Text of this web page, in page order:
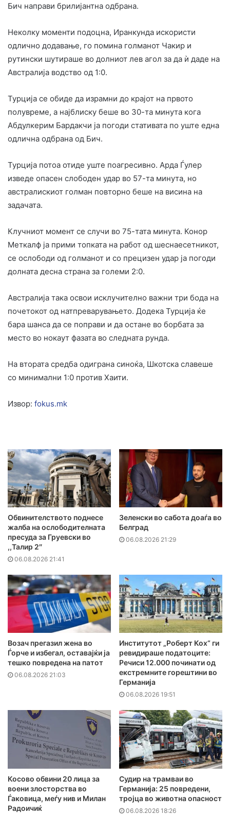
Бич направи брилијантна одбрана.
Неколку моменти подоцна, Иранкунда искористи
одлично додавање, го помина голманот Чакир и
рутински шутираше во долниот лев агол за да ѝ даде на
Австралија водство од 1:0.
Турција се обиде да израмни до крајот на првото
полувреме, а најблиску беше во 30-та минута кога
Абдулкерим Бардакчи ја погоди стативата по уште една
одлична одбрана од Бич.
Турција потоа отиде уште поагресивно. Арда Ѓулер
изведе опасен слободен удар во 57-та минута, но
австралискиот голман повторно беше на висина на
задачата.
Клучниот момент се случи во 75-тата минута. Конор
Меткалф ја прими топката на работ од шеснаесетникот,
се ослободи од голманот и со прецизен удар ја погоди
долната десна страна за големи 2:0.
Австралија така освои исклучително важни три бода на
почетокот од натпреварувањето. Додека Турција ќе
бара шанса да се поправи и да остане во борбата за
место во нокаут фазата во следната рунда.
На втората средба одиграна синоќа, Шкотска славеше
со минимални 1:0 против Хаити.
Извор: fokus.mk
Обвинителството поднесе
жалба на ослободителната
пресуда за Груевски во
,,Талир 2″
06.08.2026 21:41
Зеленски во сабота доаѓа во
Белград
06.08.2026 21:29
Возач прегазил жена во
Ѓорче и избегал, оставајќи ја
тешко повредена на патот
06.08.2026 21:03
Институтот „Роберт Кох“ ги
ревидираше податоците:
Речиси 12.000 починати од
екстремните горештини во
Германија
06.08.2026 19:51
Косово обвини 20 лица за
воени злосторства во
Ѓаковица, меѓу нив и Милан
Радоичиќ
Судир на трамваи во
Германија: 25 повредени,
тројца во животна опасност
06.08.2026 18:26